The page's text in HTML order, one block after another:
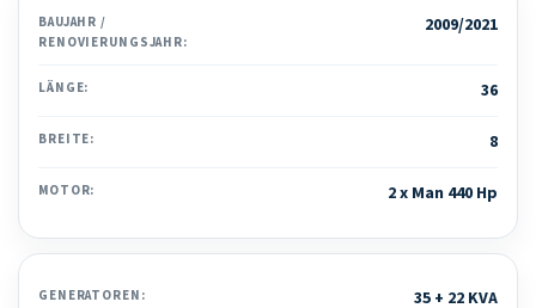
BAUJAHR /
RENOVIERUNGSJAHR:
2009/2021
LÄNGE: 36
BREITE: 8
MOTOR: 2 x Man 440 Hp
GENERATOREN: 35 + 22 KVA